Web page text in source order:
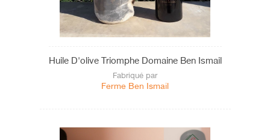
Huile D'olive Triomphe Domaine Ben Ismail
Fabriqué par
Ferme Ben Ismail